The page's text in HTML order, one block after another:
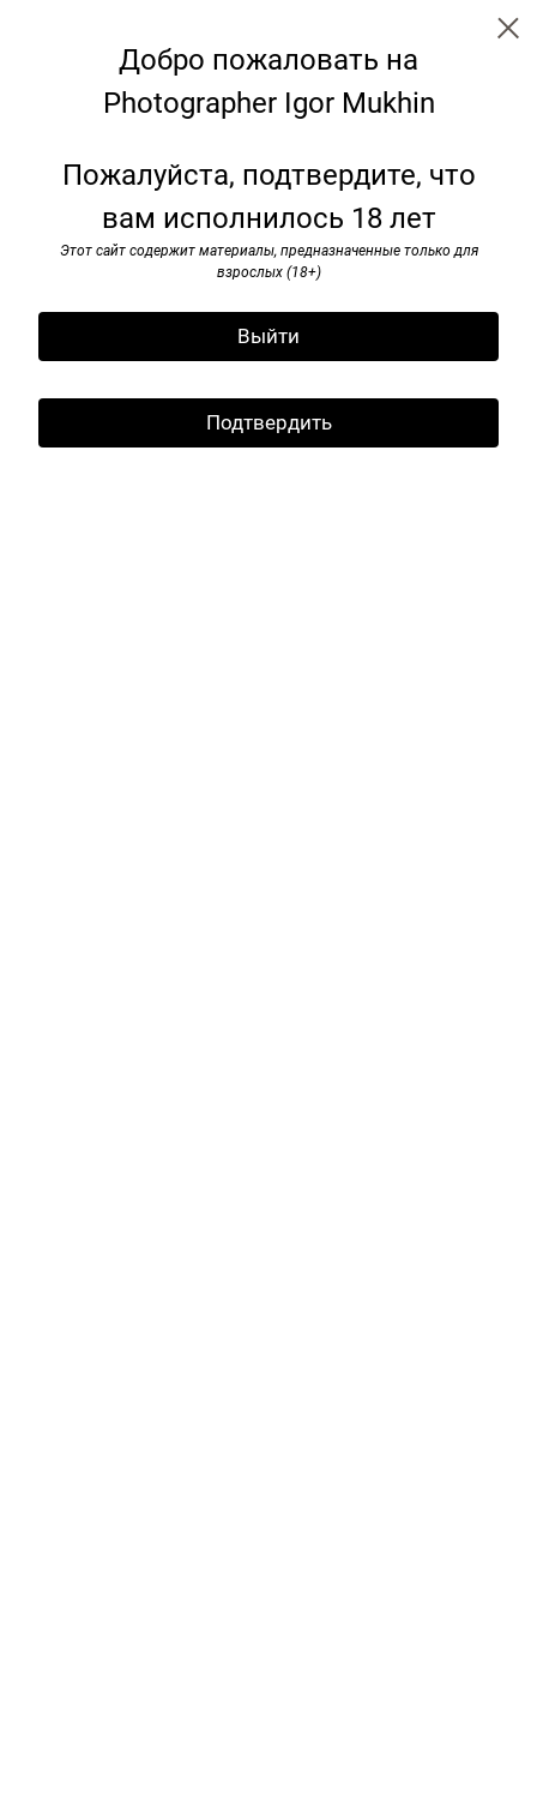
Добро пожаловать на
Photographer Igor Mukhin
Пожалуйста, подтвердите, что
вам исполнилось 18 лет
Этот сайт содержит материалы, предназначенные только для
взрослых (18+)
Выйти
Подтвердить
Benches: transformation for the
future